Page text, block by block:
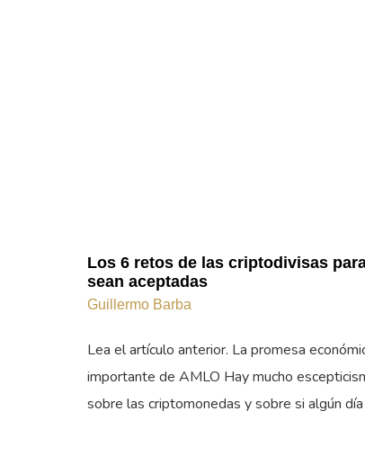
Los 6 retos de las criptodivisas
sean aceptadas
Guillermo Barba
Lea el artículo anterior. La promesa
importante de AMLO Hay mucho
sobre las criptomonedas y sobre si algún